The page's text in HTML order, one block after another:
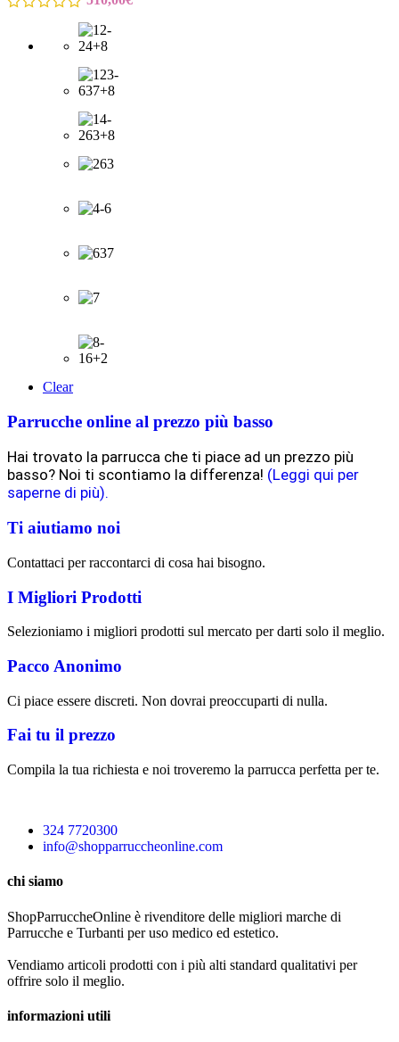
Clear
Parrucche online al prezzo più basso
Hai trovato la parrucca che ti piace ad un prezzo più
basso? Noi ti scontiamo la differenza! (Leggi qui per
saperne di più).
Ti aiutiamo noi
Contattaci per raccontarci di cosa hai bisogno.
I Migliori Prodotti
Selezioniamo i migliori prodotti sul mercato per darti solo il meglio.
Pacco Anonimo
Ci piace essere discreti. Non dovrai preoccuparti di nulla.
Fai tu il prezzo
Compila la tua richiesta e noi troveremo la parrucca perfetta per te.
324 7720300
info@shopparruccheonline.com
chi siamo
ShopParruccheOnline è rivenditore delle migliori marche di
Parrucche e Turbanti per uso medico ed estetico.
Vendiamo articoli prodotti con i più alti standard qualitativi per
offrire solo il meglio.
informazioni utili